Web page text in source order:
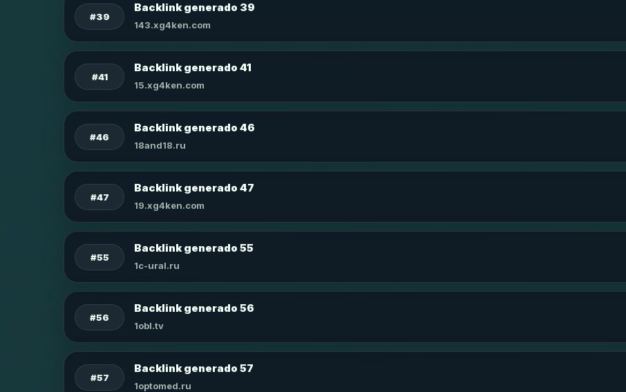
#39
Backlink generado 39
143.xg4ken.com
#41
Backlink generado 41
15.xg4ken.com
#46
Backlink generado 46
18and18.ru
#47
Backlink generado 47
19.xg4ken.com
#55
Backlink generado 55
1c-ural.ru
#56
Backlink generado 56
1obl.tv
#57
Backlink generado 57
1optomed.ru